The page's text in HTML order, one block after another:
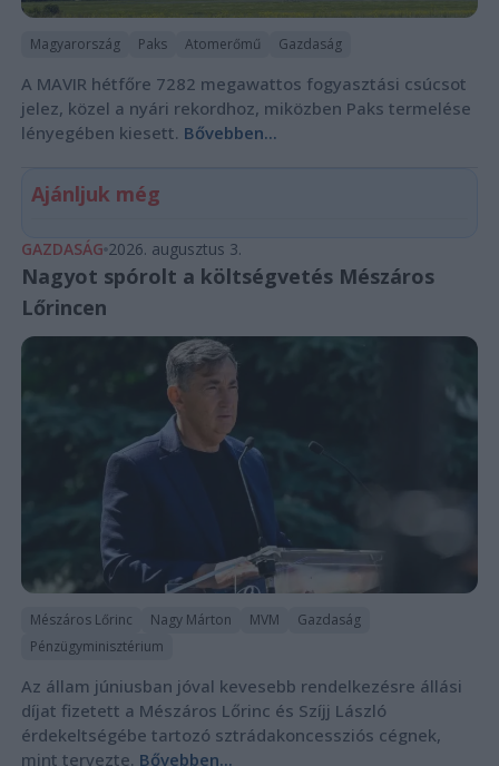
Magyarország Paks Atomerőmű Gazdaság
A MAVIR hétfőre 7282 megawattos fogyasztási csúcsot
jelez, közel a nyári rekordhoz, miközben Paks termelése
lényegében kiesett. Bővebben...
Ajánljuk még
GAZDASÁG 2026. augusztus 3.
Nagyot spórolt a költségvetés Mészáros
Lőrincen
Mészáros Lőrinc Nagy Márton MVM
Gazdaság
Pénzügyminisztérium
Az állam júniusban jóval kevesebb rendelkezésre állási
díjat fizetett a Mészáros Lőrinc és Szíjj László
érdekeltségébe tartozó sztrádakoncessziós cégnek,
mint tervezte. Bővebben...